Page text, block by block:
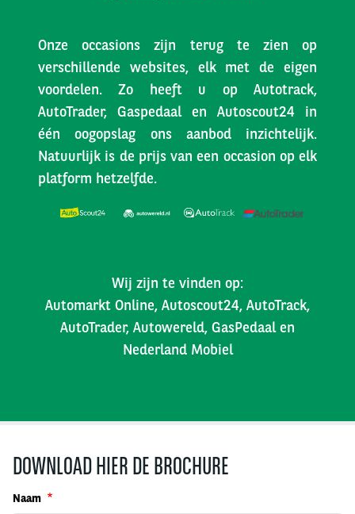
Onze occasions zijn terug te zien op
verschillende websites, elk met de eigen
voordelen. Zo heeft u op Autotrack,
AutoTrader, Gaspedaal en Autoscout24 in
één oogopslag ons aanbod inzichtelijk.
Natuurlijk is de prijs van een occasion op elk
platform hetzelfde.
Wij zijn te vinden op:
Automarkt Online, Autoscout24, AutoTrack,
AutoTrader, Autowereld, GasPedaal en
Nederland Mobiel
DOWNLOAD HIER DE BROCHURE
Naam